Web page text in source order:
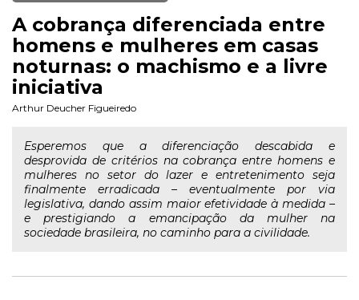
A cobrança diferenciada entre
homens e mulheres em casas
noturnas: o machismo e a livre
iniciativa
Arthur Deucher Figueiredo
Esperemos que a diferenciação descabida e
desprovida de critérios na cobrança entre homens e
mulheres no setor do lazer e entretenimento seja
finalmente erradicada – eventualmente por via
legislativa, dando assim maior efetividade à medida –
e prestigiando a emancipação da mulher na
sociedade brasileira, no caminho para a civilidade.